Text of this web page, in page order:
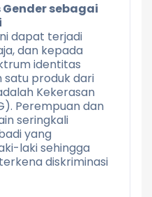
sebagai
dapat terjadi
dan kepada
identitas
satu produk dari
Kekerasan
Perempuan dan
seringkali
yang
laki sehingga
diskriminasi